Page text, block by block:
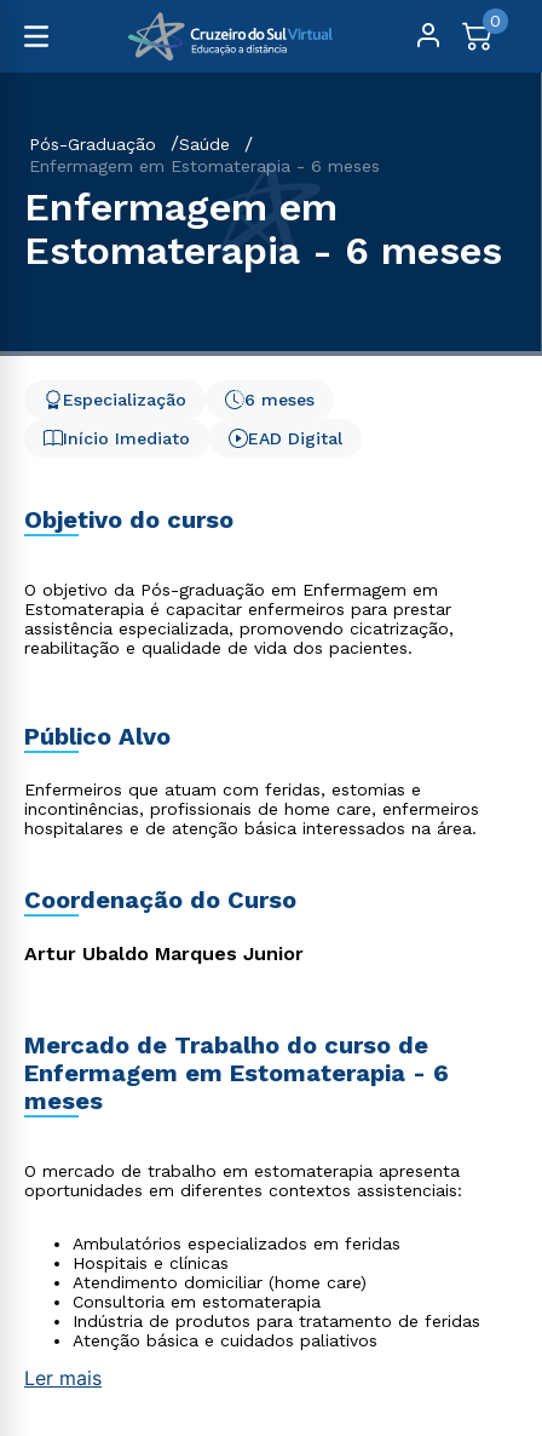
0
Pós-Graduação
Saúde
Enfermagem em Estomaterapia - 6 meses
Enfermagem em
Estomaterapia - 6 meses
Início Imediato
6 meses
Especialização
EAD Digital
Objetivo do curso
O objetivo da Pós-graduação em Enfermagem em
Estomaterapia é capacitar enfermeiros para prestar
assistência especializada, promovendo cicatrização,
reabilitação e qualidade de vida dos pacientes.
Público Alvo
Enfermeiros que atuam com feridas, estomias e
incontinências, profissionais de home care, enfermeiros
hospitalares e de atenção básica interessados na área.
Coordenação do Curso
Artur Ubaldo Marques Junior
Mercado de Trabalho do curso de
Enfermagem em Estomaterapia - 6
meses
O mercado de trabalho em estomaterapia apresenta
oportunidades em diferentes contextos assistenciais:
Ambulatórios especializados em feridas
Hospitais e clínicas
Atendimento domiciliar (home care)
Consultoria em estomaterapia
Indústria de produtos para tratamento de feridas
Atenção básica e cuidados paliativos
Ler mais